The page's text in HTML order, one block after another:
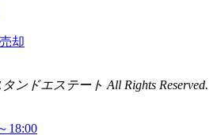
却
ンドエステート All Rights Reserved.
18:00